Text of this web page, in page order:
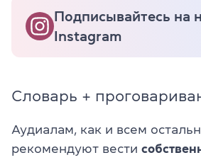
Подписывайтесь на
Instagram
Словарь +
Аудиалам, как и всем
рекомендуют вести